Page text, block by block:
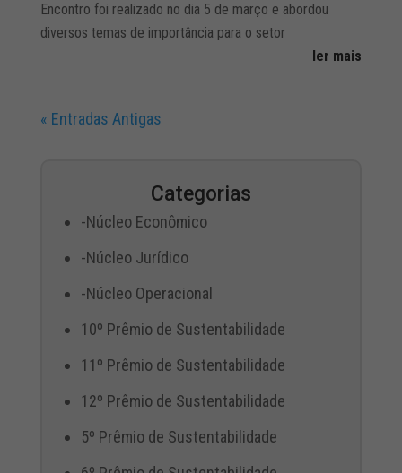
Encontro foi realizado no dia 5 de março e abordou
diversos temas de importância para o setor
ler mais
« Entradas Antigas
Categorias
-Núcleo Econômico
-Núcleo Jurídico
-Núcleo Operacional
10º Prêmio de Sustentabilidade
11º Prêmio de Sustentabilidade
12º Prêmio de Sustentabilidade
5º Prêmio de Sustentabilidade